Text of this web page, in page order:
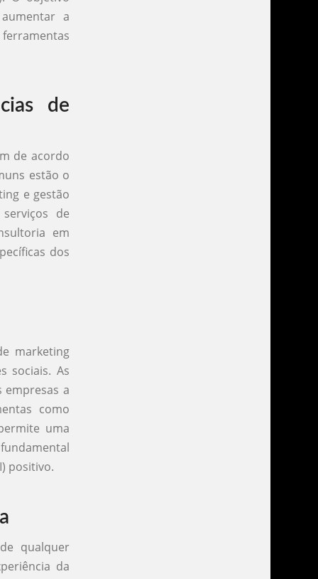
a
de
de acordo
estão o
e gestão
de
em
dos
marketing
sociais. As
empresas a
como
uma
positivo.
qualquer
da